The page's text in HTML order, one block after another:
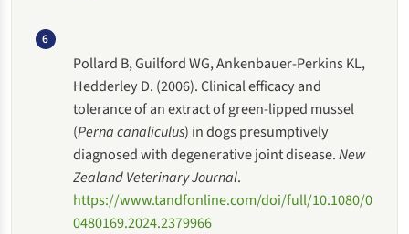
6
Pollard B, Guilford WG, Ankenbauer-Perkins KL,
Hedderley D. (2006). Clinical efficacy and
tolerance of an extract of green-lipped mussel
(Perna canaliculus) in dogs presumptively
diagnosed with degenerative joint disease.New
Zealand Veterinary Journal.
https://www.tandfonline.com/doi/full/10.1080/0
0480169.2024.2379966